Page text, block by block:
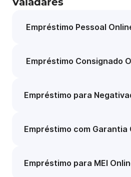
Empréstimo Pessoal
Empréstimo Consignado
Empréstimo para
Empréstimo com Garantia
Empréstimo para MEI